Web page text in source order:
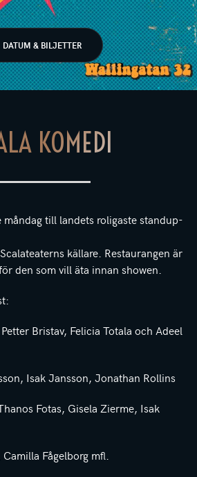
DATUM & BILJETTER
KOMEDI
till landets roligaste standup-
källare. Restaurangen är
den som vill äta innan showen.
Bristav, Felicia Totala och Adeel
Isak Jansson, Jonathan Rollins
Fotas, Gisela Zierme, Isak
Fågelborg mfl.